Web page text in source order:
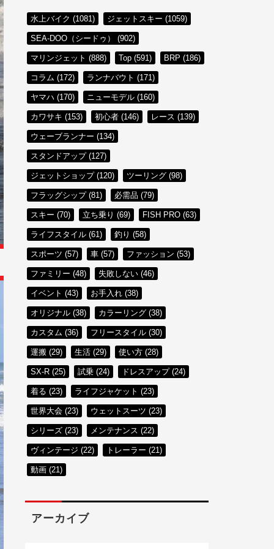
水上バイク (1081) ジェットスキー (1059)
SEA-DOO（シードゥ） (902)
マリンジェット (888) Top (591) BRP (186)
コラム (172) ランナバウト (171)
ヤマハ (170) ニューモデル (160)
カワサキ (153) 初心者 (146) レース (139)
ウェーブランナー (134)
スタンドアップ (127)
ジェットショップ (120) ツーリング (98)
フラッグシップ (81) 必需品 (79)
スキー (70) 立ち乗り (69) FISH PRO (63)
ライフスタイル (61) 釣り (58)
スポーツ (57) 車 (57) ファッション (53)
ファミリー (48) 失敗しない (46)
イベント (43) お手入れ (38)
オリジナル (38) カラーリング (38)
カスタム (36) フリースタイル (30)
運搬 (29) 生活 (29) 使い方 (28)
SX-R (25) 試乗 (24) ドレスアップ (24)
着る (23) ライフジャケット (23)
世界大会 (23) ウェットスーツ (23)
シリーズ (23) メンテナンス (22)
ヴィンテージ (22) トレーラー (21)
動画 (21)
アーカイブ